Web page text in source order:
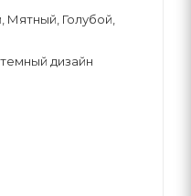
Голубой,
дизайн